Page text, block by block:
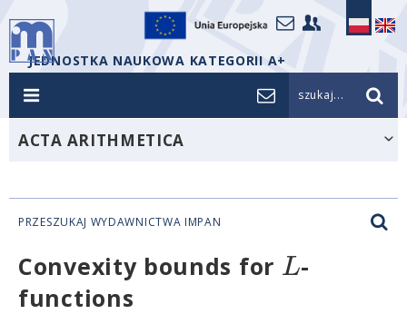
JEDNOSTKA NAUKOWA KATEGORII A+
szukaj...
ACTA ARITHMETICA
PRZESZUKAJ WYDAWNICTWA IMPAN
Convexity bounds for L-
functions